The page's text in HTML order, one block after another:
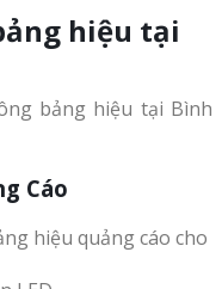
hiệu tại
bảng hiệu tại Bình
Cáo
hiệu quảng cáo cho